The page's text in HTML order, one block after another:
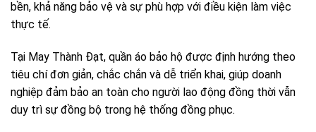
bền, khả năng bảo vệ và sự phù hợp với điều kiện làm việc
thực tế.
Tại May Thành Đạt, quần áo bảo hộ được định hướng theo
tiêu chí đơn giản, chắc chắn và dễ triển khai, giúp doanh
nghiệp đảm bảo an toàn cho người lao động đồng thời vẫn
duy trì sự đồng bộ trong hệ thống đồng phục.